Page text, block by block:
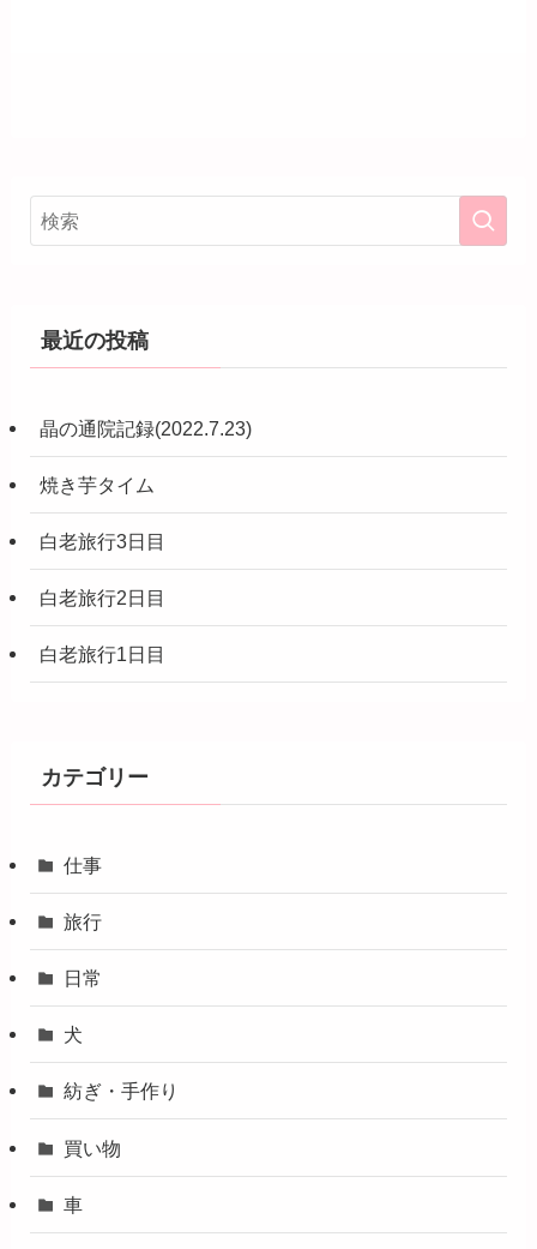
最近の投稿
晶の通院記録(2022.7.23)
焼き芋タイム
白老旅行3日目
白老旅行2日目
白老旅行1日目
カテゴリー
仕事
旅行
日常
犬
紡ぎ・手作り
買い物
車